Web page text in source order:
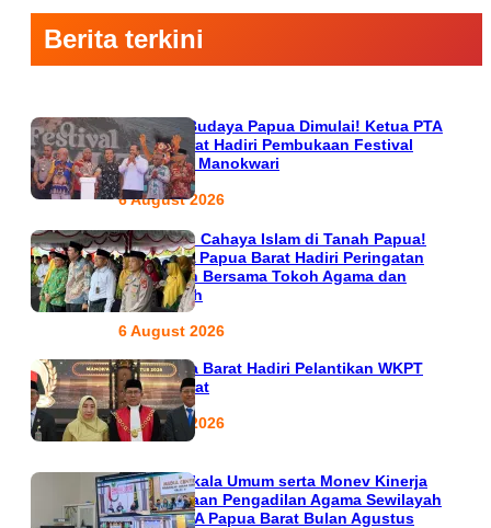
Berita terkini
Semarak Budaya Papua Dimulai! Ketua PTA
Papua Barat Hadiri Pembukaan Festival
Raimuti di Manokwari
6 August 2026
666 Tahun Cahaya Islam di Tanah Papua!
Ketua PTA Papua Barat Hadiri Peringatan
Bersejarah Bersama Tokoh Agama dan
Pemerintah
6 August 2026
PTA Papua Barat Hadiri Pelantikan WKPT
Papua Barat
6 August 2026
Rapat Berkala Umum serta Monev Kinerja
Kepaniteraan Pengadilan Agama Sewilayah
Hukum PTA Papua Barat Bulan Agustus